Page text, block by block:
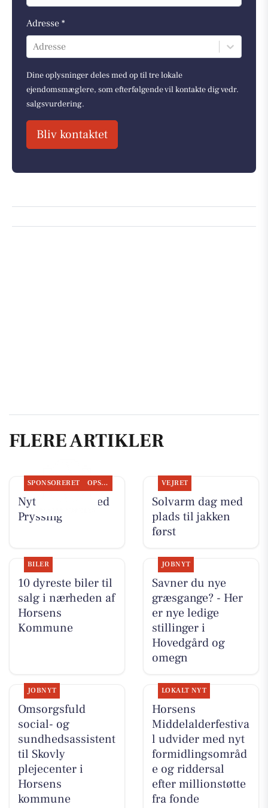
Adresse *
Adresse
Dine oplysninger deles med op til tre lokale
ejendomsmæglere, som efterfølgende vil kontakte dig vedr.
salgsvurdering.
Bliv kontaktet
FLERE ARTIKLER
SPONSORERET OPSLAGSTAVLEN
Nyt fra Guldsmed
Pryssing
VEJRET
Solvarm dag med
plads til jakken
først
BILER
10 dyreste biler til
salg i nærheden af
Horsens
Kommune
JOBNYT
Savner du nye
græsgange? - Her
er nye ledige
stillinger i
Hovedgård og
omegn
JOBNYT
Omsorgsfuld
social- og
sundhedsassistent
til Skovly
plejecenter i
Horsens
kommune
LOKALT NYT
Horsens
Middelalderfestiva
l udvider med nyt
formidlingsområd
e og riddersal
efter millionstøtte
fra fonde